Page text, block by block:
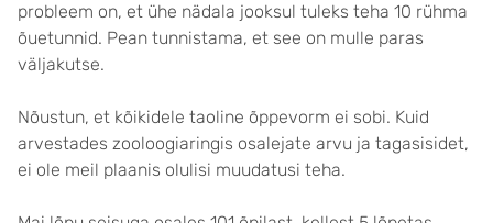
probleem on, et ühe nädala jooksul tuleks teha 10 rühma
õuetunnid. Pean tunnistama, et see on mulle paras
väljakutse.
Nõustun, et kõikidele taoline õppevorm ei sobi. Kuid
arvestades zooloogiaringis osalejate arvu ja tagasisidet,
ei ole meil plaanis olulisi muudatusi teha.